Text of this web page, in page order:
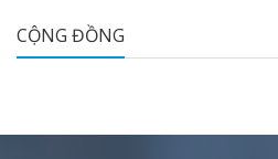
CỘNG ĐỒNG